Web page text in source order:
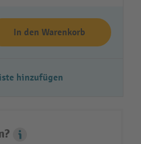
In den Warenkorb
hinzufügen
Leasing Popover